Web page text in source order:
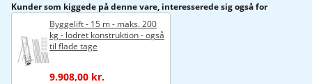
Kunder som kiggede på denne vare, interesserede sig også for
Byggelift - 15 m - maks. 200
kg - lodret konstruktion - også
til flade tage
9.908,00 kr.